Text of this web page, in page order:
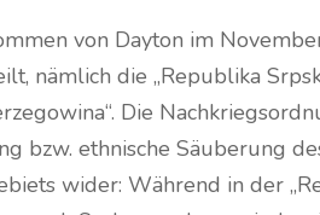
von Dayton im
nämlich die „Republika
Die
bzw. ethnische Säuberung
wider: Während in der